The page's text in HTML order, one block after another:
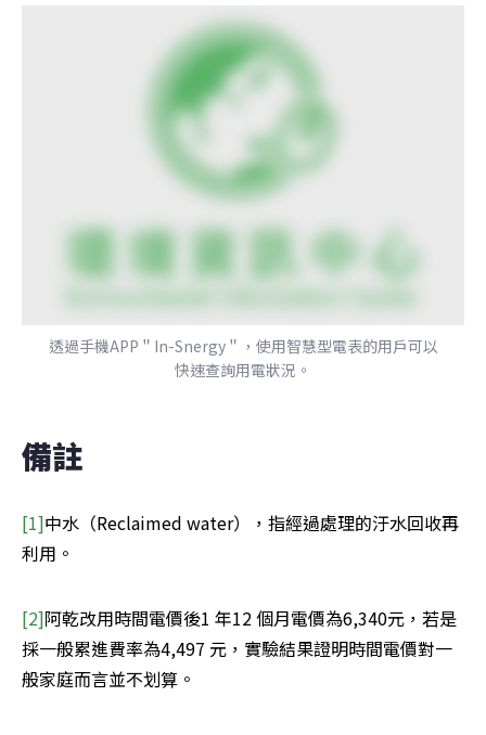
透過手機APP＂In-Snergy＂，使用智慧型電表的用戶可以
快速查詢用電狀況。
備註
[1]中水（Reclaimed water），指經過處理的汙水回收再
利用。
[2]阿乾改用時間電價後1 年12 個月電價為6,340元，若是
採一般累進費率為4,497 元，實驗結果證明時間電價對一
般家庭而言並不划算。